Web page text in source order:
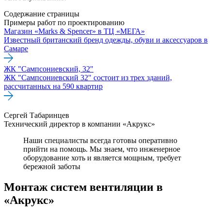
Содержание страницы
Примеры работ по проектированию
Магазин «Marks & Spencer» в ТЦ «МЕГА»
Известный британский бренд одежды, обуви и аксессуаров в
Самаре
ЖК "Сампсониевский, 32"
ЖК "Сампсониевский 32" состоит из трех зданий,
рассчитанных на 590 квартир
Сергей Табаринцев
Технический директор в компании «Акрукс»
Наши специалисты всегда готовы оперативно
прийти на помощь. Мы знаем, что инженерное
оборудование хоть и является мощным, требует
бережной заботы
Монтаж систем вентиляции в
«Акрукс»